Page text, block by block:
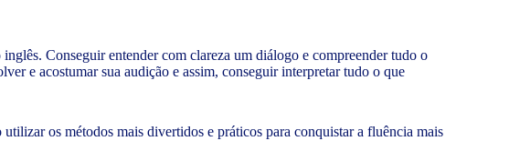
Conseguir entender com clareza um diálogo e compreender tudo o
e acostumar sua audição e assim, conseguir interpretar tudo o que
os métodos mais divertidos e práticos para conquistar a fluência mais